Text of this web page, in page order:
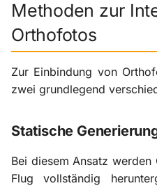
Methoden zur
Orthofotos
Zur Einbindung von
zwei grundlegend
Statische
Bei diesem Ansatz
Flug vollständig